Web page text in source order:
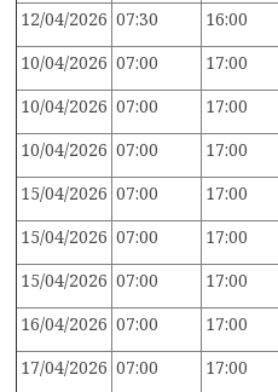
12/04/2026 07:30 16:00
10/04/2026 07:00 17:00
10/04/2026 07:00 17:00
10/04/2026 07:00 17:00
15/04/2026 07:00 17:00
15/04/2026 07:00 17:00
15/04/2026 07:00 17:00
16/04/2026 07:00 17:00
17/04/2026 07:00 17:00